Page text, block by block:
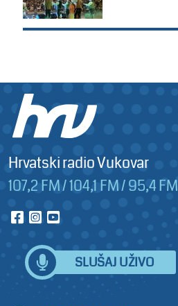
Hrvatski radio Vukovar
107,2 FM / 104,1 FM / 95,4 FM
SLUŠAJ UŽIVO